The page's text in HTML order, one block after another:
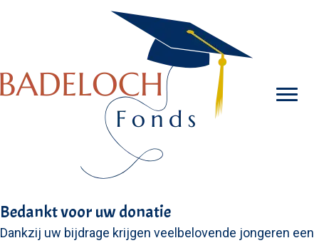
Bedankt voor uw donatie
Dankzij uw bijdrage krijgen veelbelovende jongeren een